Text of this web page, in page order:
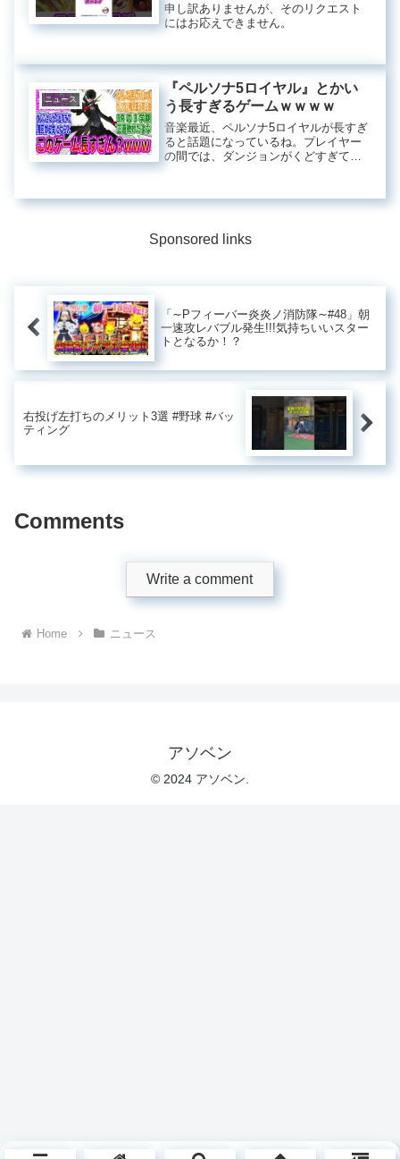
申し訳ありませんが、そのリクエスト
にはお応えできません。
ニュース
『ペルソナ5ロイヤル』とかい
う長すぎるゲームｗｗｗｗ
音楽最近、ペルソナ5ロイヤルが長すぎ
ると話題になっているね。プレイヤー
の間では、ダンジョンがくどすぎて周
トするのが辛いという声が聞こえる。
Sponsored links
「∼Pフィーバー炎炎ノ消防隊∼#48」朝
一速攻レバブル発生!!!気持ちいいスター
トとなるか！？
右投げ左打ちのメリット3選 #野球 #バッ
ティング
Comments
Write a comment
Home ニュース
アソベン
© 2024 アソベン.